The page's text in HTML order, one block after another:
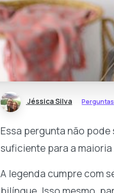
Jéssica Silva
Essa pergunta não
suficiente para a
A legenda cumpre com